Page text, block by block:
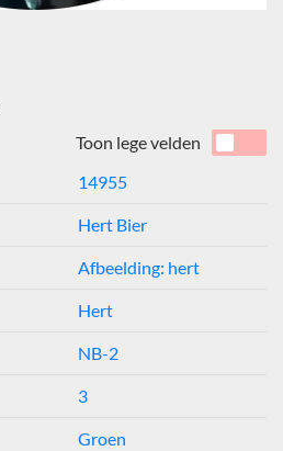
Toon lege velden
14955
Hert Bier
Afbeelding: hert
Hert
NB-2
3
Groen